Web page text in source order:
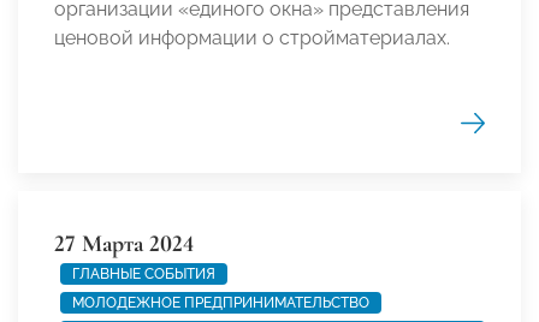
организации «единого окна» представления
ценовой информации о стройматериалах.
27 Марта 2024
ГЛАВНЫЕ СОБЫТИЯ
МОЛОДЕЖНОЕ ПРЕДПРИНИМАТЕЛЬСТВО